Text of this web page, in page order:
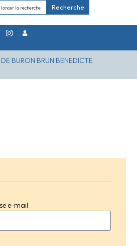
Recherche
DE BURON BRUN BENEDICTE
e-mail